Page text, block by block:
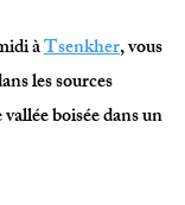
àTsenkher, vous
les sources
boisée dans un